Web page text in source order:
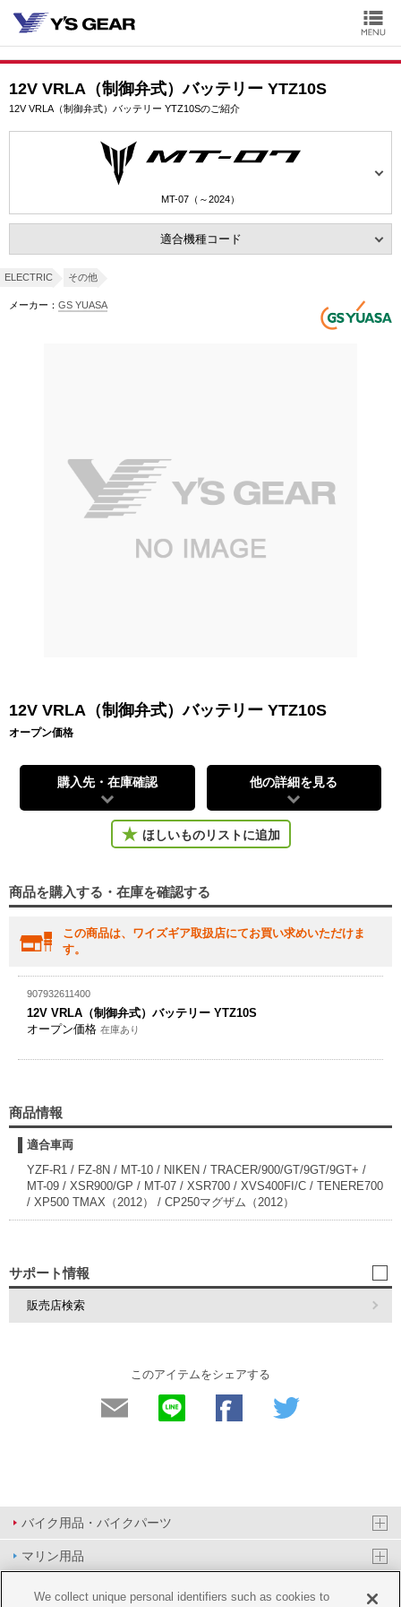
12V VRLA（制御弁式）バッテリー YTZ10S
12V VRLA（制御弁式）バッテリー YTZ10Sのご紹介
MT-07（～2024）
適合機種コード
ELECTRIC その他
メーカー： GS YUASA
12V VRLA（制御弁式）バッテリー YTZ10S
オープン価格
購入先・在庫確認 他の詳細を見る
ほしいものリストに追加
商品を購入する・在庫を確認する
この商品は、ワイズギア取扱店にてお買い求めいただけま
す。
907932611400
12V VRLA（制御弁式）バッテリー YTZ10S
オープン価格 在庫あり
商品情報
適合車両
YZF-R1 / FZ-8N / MT-10 / NIKEN / TRACER/900/GT/9GT/9GT+ /
MT-09 / XSR900/GP / MT-07 / XSR700 / XVS400FI/C / TENERE700
/ XP500 TMAX（2012） / CP250マグザム（2012）
サポート情報
販売店検索
このアイテムをシェアする
バイク用品・バイクパーツ
マリン用品
PAS/YPJ用品
We collect unique personal identifiers such as cookies to